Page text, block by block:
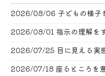
2026/08/06 子どもの様子
2026/08/01 指示の理解を
2026/07/25 目に見える実
2026/07/18 座るところを